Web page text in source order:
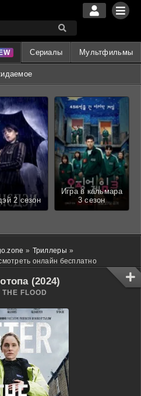
Сериалы Мультфильмы
2 сезон
Игра в кальмара
3 сезон
» Триллеры »
онлайн бесплатно
(2024)
FLOOD